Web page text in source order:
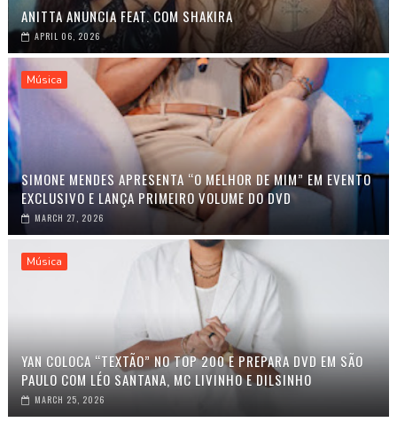
ANITTA ANUNCIA FEAT. COM SHAKIRA
APRIL 06, 2026
Música
SIMONE MENDES APRESENTA “O MELHOR DE MIM” EM EVENTO
EXCLUSIVO E LANÇA PRIMEIRO VOLUME DO DVD
MARCH 27, 2026
Música
YAN COLOCA “TEXTÃO” NO TOP 200 E PREPARA DVD EM SÃO
PAULO COM LÉO SANTANA, MC LIVINHO E DILSINHO
MARCH 25, 2026